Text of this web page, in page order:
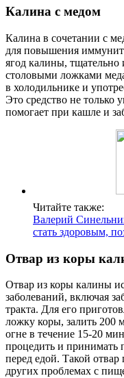
Калина с медом
Калина в сочетании с
для повышения
ягод калины, тщательно
столовыми ложками
в холодильнике и
Это средство не только
помогает при кашле и
Читайте также:
Валерий
стать здоровым,
Отвар из коры
Отвар из коры калины
заболеваний, включая
тракта. Для его
ложку коры, залить 200
огне в течение 15-20
процедить и принимать
перед едой. Такой отвар
других проблемах с